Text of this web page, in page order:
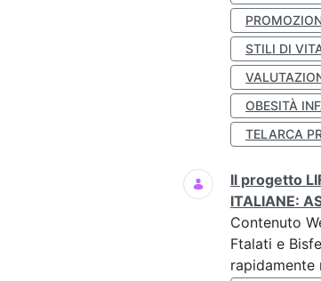
STILI DI
OBESITÀ
TELARCA
Il progetto
ITALIANE:
Contenuto
Ftalati e